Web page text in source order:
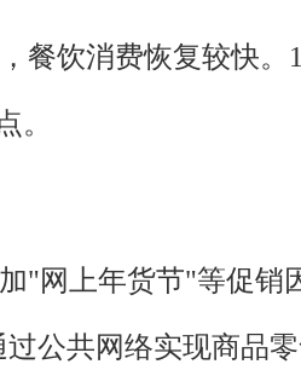
餐饮消费恢复较快。
。
"网上年货节"等促销
公共网络实现商品零